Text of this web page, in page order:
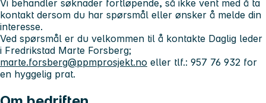
Vi behandler søknader fortløpende, så ikke vent med å ta
kontakt dersom du har spørsmål eller ønsker å melde din
interesse.
Ved spørsmål er du velkommen til å kontakte Daglig leder
i Fredrikstad Marte Forsberg;
marte.forsberg@ppmprosjekt.no eller tlf.: 957 76 932 for
en hyggelig prat.